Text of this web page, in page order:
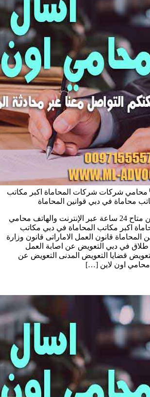
محامي شركات شركات المحاماة اكبر مكاتب
محاماة في دبي قوانين المحاماة
اسال محامي اون لاين متاح 24 ساعة عبر الإنترنت والهاتف محامي
اكبر مكاتب المحاماة في دبي مكاتب
المحاماة قانون العمل الاماراتى قانون وزارة
في دبي التعويض عن اصابة العمل
قضايا التعويض المدنى التعويض عن
محامي اون لاين […]